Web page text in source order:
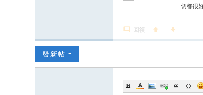
切都很
回復
發新帖